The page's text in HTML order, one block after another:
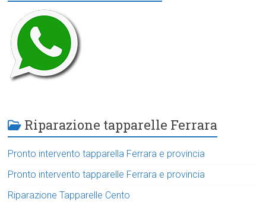
Riparazione tapparelle Ferrara
Pronto intervento tapparella Ferrara e provincia
Pronto intervento tapparelle Ferrara e provincia
Riparazione Tapparelle Cento